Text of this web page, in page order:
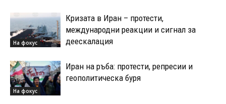
На фокус
Кризата в Иран – протести,
международни реакции и сигнал за
деескалация
На фокус
Иран на ръба: протести, репресии и
геополитическа буря